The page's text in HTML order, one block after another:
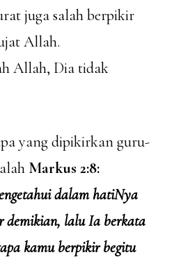
juga salah berpikir
Allah.
Allah, Dia tidak
yang dipikirkan guru-
Markus 2:8:
dalam hatiNya
demikian, lalu Ia berkata
kamu berpikir begitu